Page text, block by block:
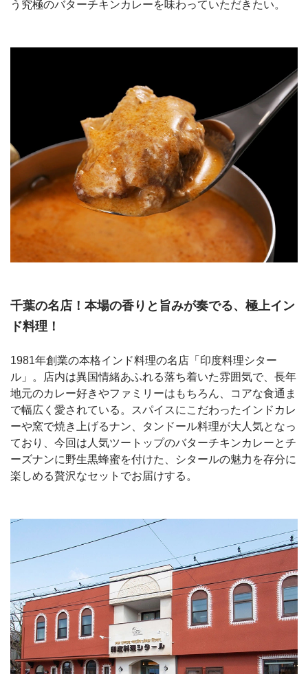
う究極のバターチキンカレーを味わっていただきたい。
千葉の名店！本場の香りと旨みが奏でる、極上イン
ド料理！
1981年創業の本格インド料理の名店「印度料理シター
ル」。店内は異国情緒あふれる落ち着いた雰囲気で、長年
地元のカレー好きやファミリーはもちろん、コアな食通ま
で幅広く愛されている。スパイスにこだわったインドカレ
ーや窯で焼き上げるナン、タンドール料理が大人気となっ
ており、今回は人気ツートップのバターチキンカレーとチ
ーズナンに野生黒蜂蜜を付けた、シタールの魅力を存分に
楽しめる贅沢なセットでお届けする。